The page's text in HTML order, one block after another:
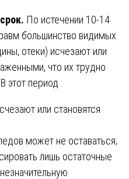
По истечении 10-14
большинство видимых
отеки) исчезают или
что их трудно
этот период :
или становятся
может не оставаться;
лишь остаточные